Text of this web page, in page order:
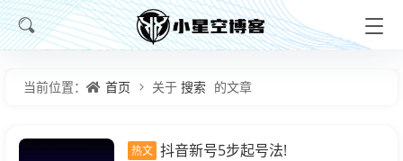
当前位置： 首页 关于 搜索 的文章
热文 抖音新号5步起号法!